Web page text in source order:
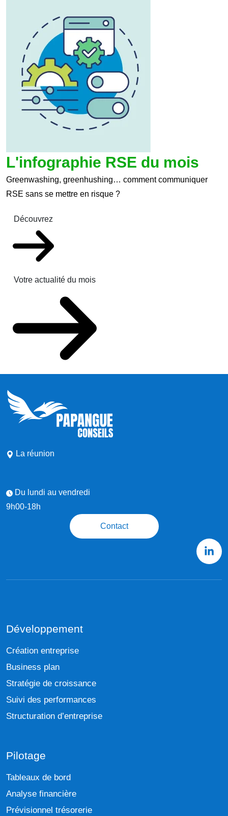
L'infographie RSE du mois
Greenwashing, greenhushing… comment communiquer
RSE sans se mettre en risque ?
Découvrez
Votre actualité du mois
La réunion
Du lundi au vendredi
9h00-18h
Contact
Développement
Création entreprise
Business plan
Stratégie de croissance
Suivi des performances
Structuration d’entreprise
Pilotage
Tableaux de bord
Analyse financière
Prévisionnel trésorerie